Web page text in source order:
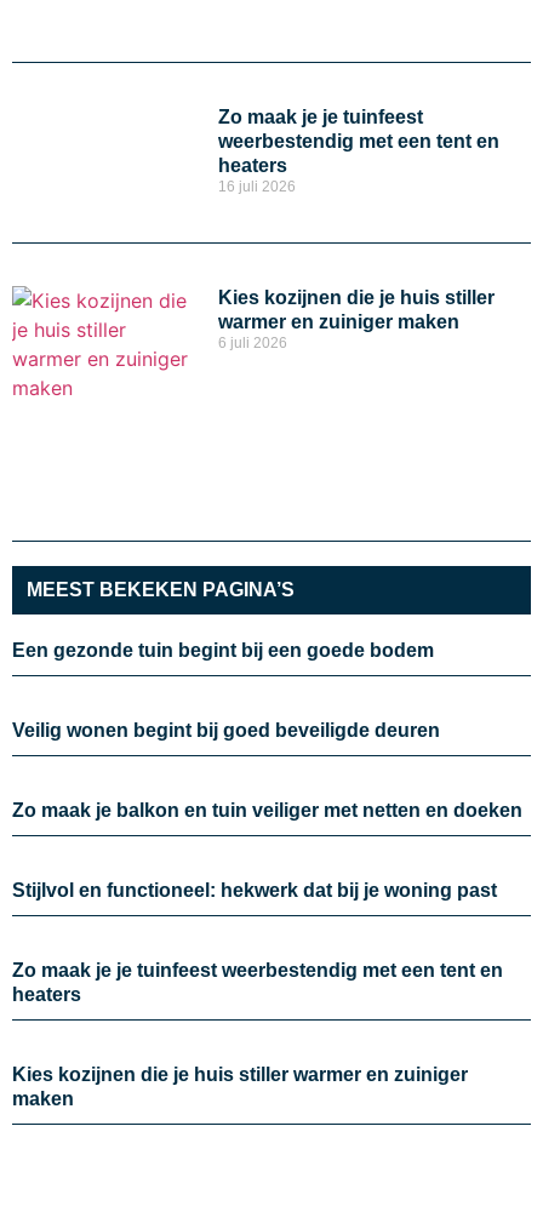
Zo maak je je tuinfeest
weerbestendig met een tent en
heaters
16 juli 2026
Kies kozijnen die je huis stiller
warmer en zuiniger maken
6 juli 2026
MEEST BEKEKEN PAGINA’S
Een gezonde tuin begint bij een goede bodem
Veilig wonen begint bij goed beveiligde deuren
Zo maak je balkon en tuin veiliger met netten en doeken
Stijlvol en functioneel: hekwerk dat bij je woning past
Zo maak je je tuinfeest weerbestendig met een tent en
heaters
Kies kozijnen die je huis stiller warmer en zuiniger
maken